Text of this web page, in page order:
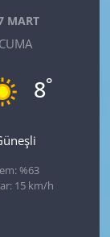
MART
CUMA
8°
%63
15 km/h